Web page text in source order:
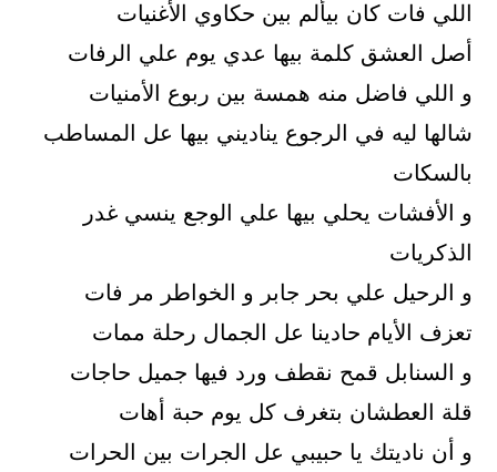
اللي فات كان بيألم بين حكاوي الأغنيات
أصل العشق كلمة بيها عدي يوم علي الرفات
و اللي فاضل منه همسة بين ربوع الأمنيات
شالها ليه في الرجوع يناديني بيها عل المساطب
بالسكات
و الأفشات يحلي بيها علي الوجع ينسي غدر
الذكريات
و الرحيل علي بحر جابر و الخواطر مر فات
تعزف الأيام حادينا عل الجمال رحلة ممات
و السنابل قمح نقطف ورد فيها جميل حاجات
قلة العطشان بتغرف كل يوم حبة أهات
و أن ناديتك يا حبيبي عل الجرات بين الحرات